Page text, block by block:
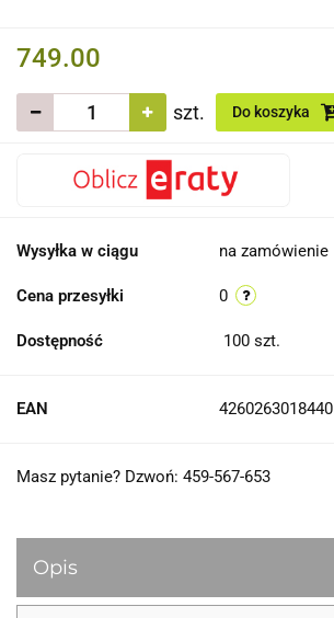
749.00
szt. Do koszyka
Wysyłka w ciągu na zamówienie
Cena przesyłki 0
Dostępność 100 szt.
EAN 4260263018440
Masz pytanie? Dzwoń: 459-567-653
Opis